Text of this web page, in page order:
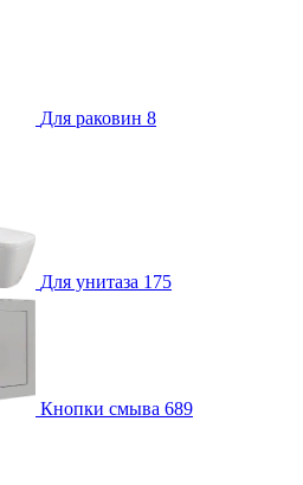
Для раковин 8
Для унитаза 175
Кнопки смыва 689